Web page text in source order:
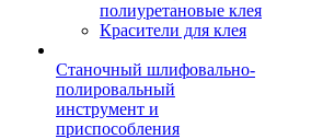
полиуретановые клея
Красители для клея
Станочный шлифовально-
полировальный
инструмент и
приспособления